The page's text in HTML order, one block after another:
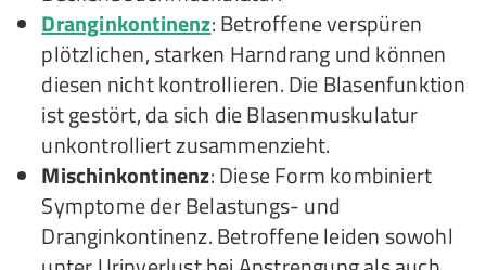
Dranginkontinenz: Betroffene verspüren
plötzlichen, starken Harndrang und können
diesen nicht kontrollieren. Die Blasenfunktion
ist gestört, da sich die Blasenmuskulatur
unkontrolliert zusammenzieht.
Mischinkontinenz: Diese Form kombiniert
Symptome der Belastungs- und
Dranginkontinenz. Betroffene leiden sowohl